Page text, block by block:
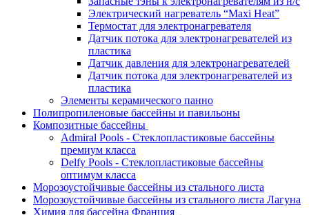
Электрический нагреватель “Maxi Heat”
Термостат для электронагревателя
Датчик потока для электронагревателей из
пластика
Датчик давления для электронагревателей
Датчик потока для электронагревателей из
пластика
Элементы керамического панно
Полипропиленовые бассейны и павильоны
Композитные бассейны
Admiral Pools - Стеклопластиковые бассейны
премиум класса
Delfy Pools - Стеклопластиковые бассейны
оптимум класса
Морозоустойчивые бассейны из стального листа
Морозоустойчивые бассейны из стального листа Лагуна
Химия для бассейна Франция